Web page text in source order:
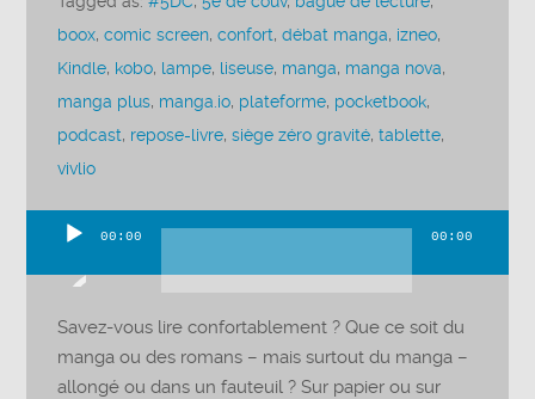
boox,comic screen,confort,débat manga, izneo,
Kindle, kobo, lampe, liseuse, manga, manga nova,
manga plus, manga.io, plateforme, pocketbook,
podcast, repose-livre,siège zéro gravité,tablette,
vivlio
audio
00:00 00:00
Savez-vous lire confortablement ? Que ce soit du
manga ou des romans – mais surtout du manga –
allongé ou dans un fauteuil ? Sur papier ou sur